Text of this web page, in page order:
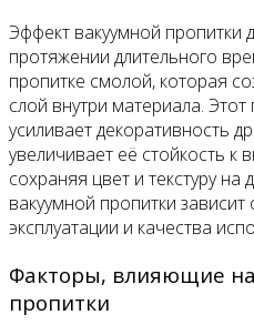
Эффект вакуумной пропитки
протяжении длительного
пропитке смолой, которая
слой внутри материала.
усиливает декоративность
увеличивает её стойкость к
сохраняя цвет и текстуру на
вакуумной пропитки
эксплуатации и качества
Факторы, влияющие
пропитки